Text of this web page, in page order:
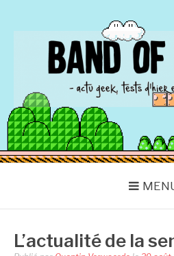
BAND OF
Actu Geek d'hier et d'aujourd'hui
L’actualité de la